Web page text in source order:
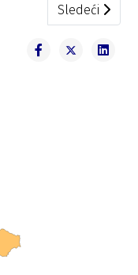
Sledeći
Sledeći